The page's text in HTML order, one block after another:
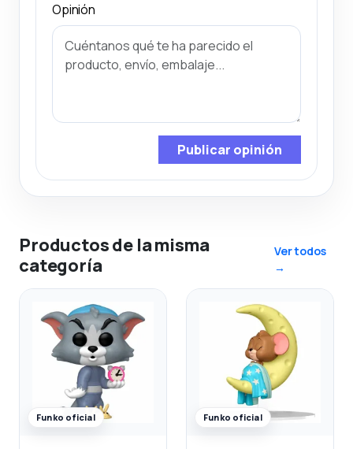
Opinión
Publicar opinión
Productos de la misma
categoría
Ver todos
→
Funko oficial Funko oficial